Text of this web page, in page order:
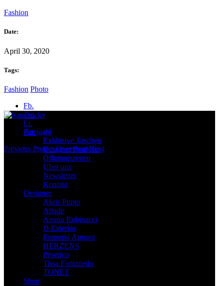
Auswahl
Exklusive Taschen
Designer Portfolio
Öffnungszeiten
Über uns
Newsletter
Kontakt
Designer
Akris Punto
Allude
Amina Rubinacci
D.Exterior
Emporio Armani
HERZENS
Peserico
Tissa Fontaneda
TONET
Shop
Fashion
Date:
April 30, 2020
Tags:
Fashion Photo
Fb.
Tw.
Li.
Pin.
Previous Project Overview Next